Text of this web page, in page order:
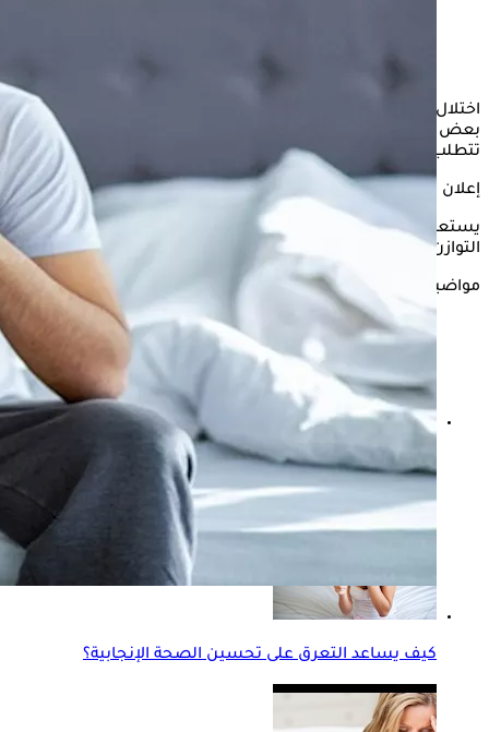
اختلال التوازن الهرموني من المشكلات الصحية التي يعاني منها
بعض الأشخاص، ويرجع ذلك للعديد من الأسباب الصحية التي
تتطلب استشارة الطبيب المختص للحد من تفاقم شدة الأعراض.
إعلان
يستعرض "الكونسلتو" في التقرير التالي كل ما يتعلق باختلال
التوازن الهرموني بالجسم وفقًا لما ذكره موقع "clevelandclinic".
مواضيع ذات صلة
تأثير الحمل على الغدة الدرقية- تعرفي على أسباب أمراضها
وأعراضها وعلاجها
كيف يساعد التعرق على تحسين الصحة الإنجابية؟